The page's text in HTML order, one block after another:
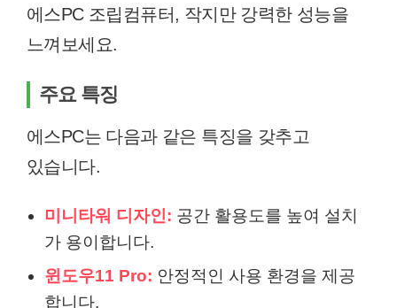
에스PC 조립컴퓨터, 작지만 강력한 성능을
느껴보세요.
주요 특징
에스PC는 다음과 같은 특징을 갖추고
있습니다.
미니타워 디자인: 공간 활용도를 높여 설치
가 용이합니다.
윈도우11 Pro: 안정적인 사용 환경을 제공
합니다.